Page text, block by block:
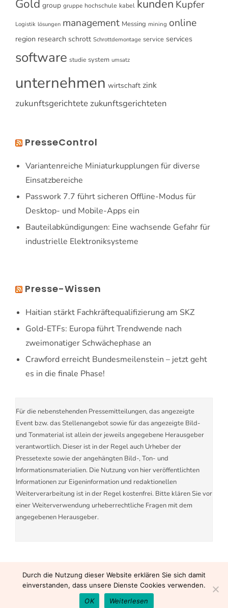
Gold group gruppe hochschule kabel kunden Kupfer
Logistik lösungen management Messing mining online
region research schrott Schrottdemontage service services
software studie system umsatz
unternehmen wirtschaft zink
zukunftsgerichtete zukunftsgerichteten
PresseControl
Variantenreiche Miniaturkupplungen für diverse
Einsatzbereiche
Passwork 7.7 führt sicheren Offline-Modus für
Desktop- und Mobile-Apps ein
Bauteilabkündigungen: Eine wachsende Gefahr für
industrielle Elektroniksysteme
Presse-Wissen
Haitian stärkt Fachkräftequalifizierung am SKZ
Gold-ETFs: Europa führt Trendwende nach
zweimonatiger Schwächephase an
Crawford erreicht Bundesmeilenstein – jetzt geht
es in die finale Phase!
Für die nebenstehenden Pressemitteilungen, das angezeigte
Event bzw. das Stellenangebot sowie für das angezeigte Bild-
und Tonmaterial ist allein der jeweils angegebene Herausgeber
verantwortlich. Dieser ist in der Regel auch Urheber der
Pressetexte sowie der angehängten Bild-, Ton- und
Informationsmaterialien. Die Nutzung von hier veröffentlichten
Informationen zur Eigeninformation und redaktionellen
Weiterverarbeitung ist in der Regel kostenfrei. Bitte klären Sie vor
einer Weiterverwendung urheberrechtliche Fragen mit dem
angegebenen Herausgeber.
Durch die Nutzung dieser Website erklären Sie sich damit
einverstanden, dass unsere Dienste Cookies verwenden.
OK
Weiterlesen